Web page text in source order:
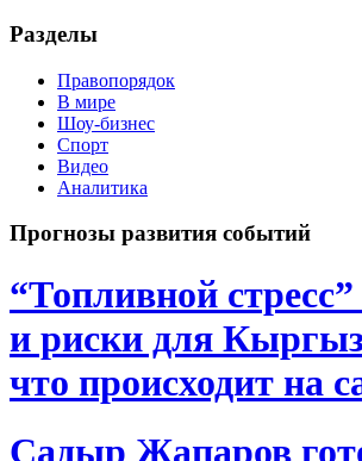
Разделы
Правопорядок
В мире
Шоу-бизнес
Спорт
Видео
Аналитика
Прогнозы развития событий
“Топливной
и риски для
что происходит на
Садыр Жапаров